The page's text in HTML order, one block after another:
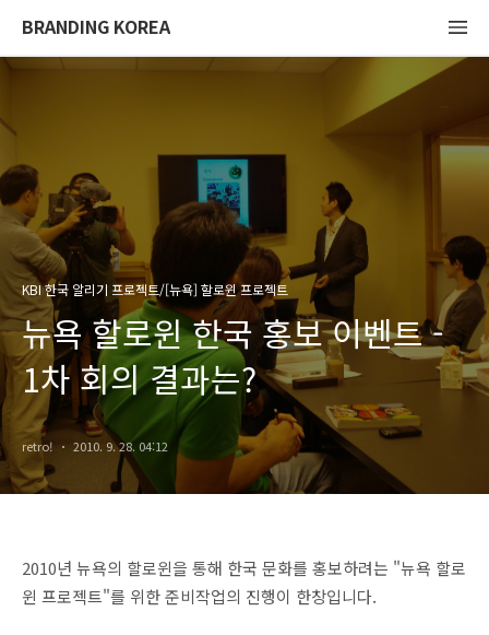
BRANDING KOREA
KBI 한국 알리기 프로젝트/[뉴욕] 할로윈 프로젝트
뉴욕 할로윈 한국 홍보 이벤트 -
1차 회의 결과는?
retro! 2010. 9. 28. 04:12
2010년 뉴욕의 할로윈을 통해 한국 문화를 홍보하려는 "뉴욕 할로
윈 프로젝트"를 위한 준비작업의 진행이 한창입니다.